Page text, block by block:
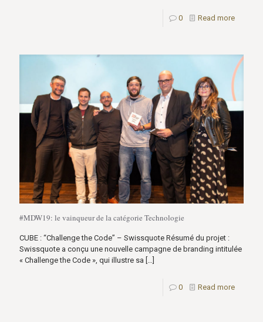
0 Read more
#MDW19: le vainqueur de la catégorie Technologie
CUBE : “Challenge the Code” – Swissquote Résumé du projet :
Swissquote a conçu une nouvelle campagne de branding intitulée
« Challenge the Code », qui illustre sa […]
0 Read more